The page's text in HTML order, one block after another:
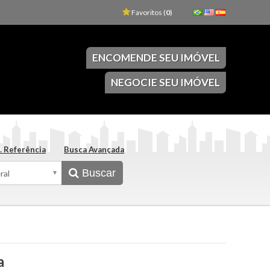
ENCOMENDE SEU IMÓVEL
NEGOCIE SEU IMÓVEL
Favoritos (0)
Buscar
Referência Busca Avançada